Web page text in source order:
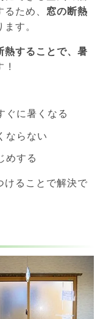
ため、 窓の断熱
ます。
熱することで、暑
!
ぐに暑くなる
ならない
めする
けることで解決で